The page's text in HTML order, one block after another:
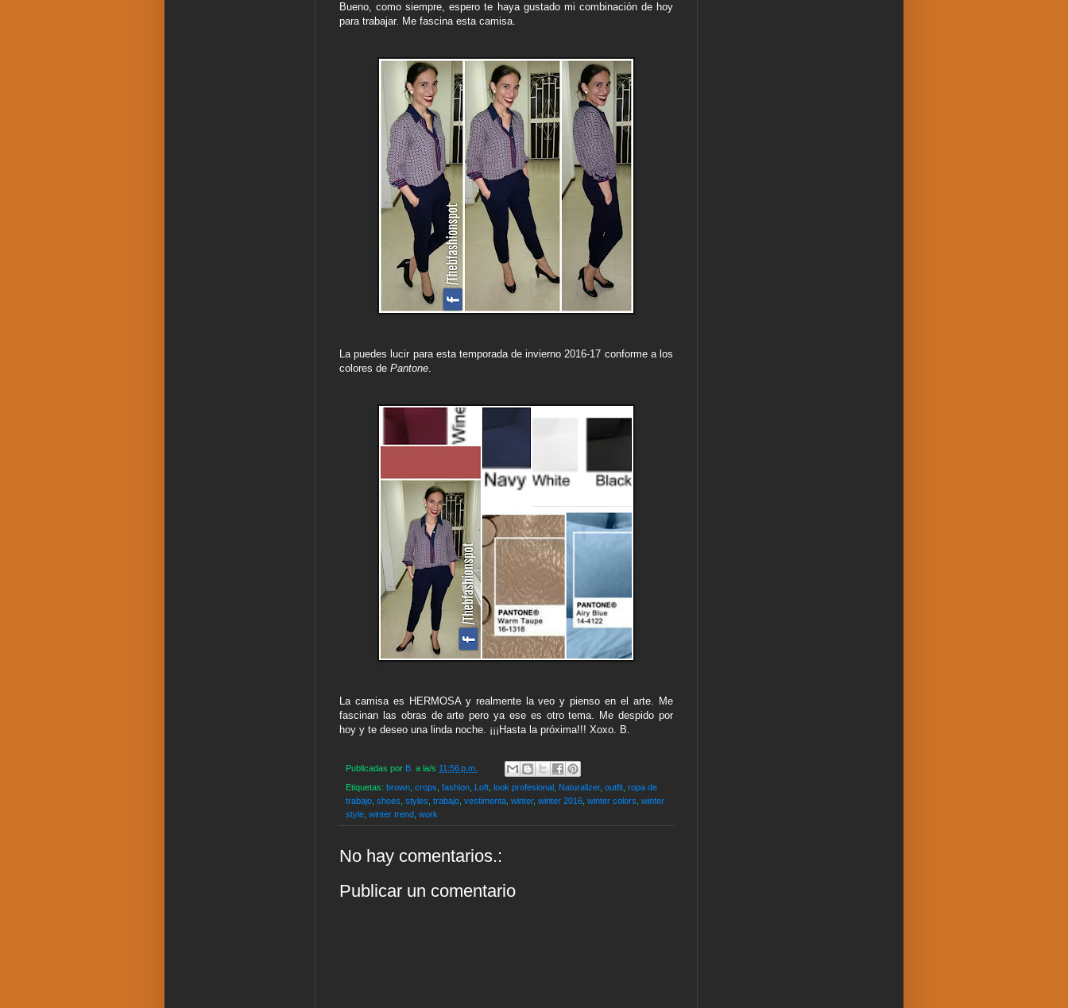
Bueno, como siempre, espero te haya gustado mi combinación de hoy
para trabajar. Me fascina esta camisa.
La puedes lucir para esta temporada de invierno 2016-17 conforme a los
colores de Pantone.
La camisa es HERMOSA y realmente la veo y pienso en el arte. Me
fascinan las obras de arte pero ya ese es otro tema. Me despido por
hoy y te deseo una linda noche. ¡¡¡Hasta la próxima!!! Xoxo. B.
Publicadas por B. a la/s 11:56 p.m.
Etiquetas: brown, crops, fashion, Loft, look profesional , Naturalizer, outfit, ropa de
trabajo, shoes, styles, trabajo, vestimenta, winter, winter 2016, winter colors, winter
style, winter trend, work
No hay comentarios.:
Publicar un comentario